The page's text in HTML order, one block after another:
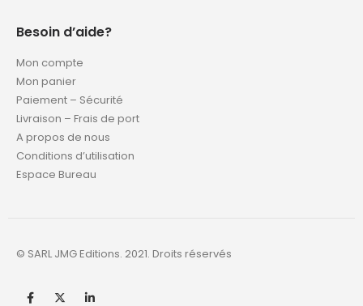
Besoin d’aide?
Mon compte
Mon panier
Paiement – Sécurité
Livraison – Frais de port
A propos de nous
Conditions d’utilisation
Espace Bureau
© SARL JMG Editions. 2021. Droits réservés